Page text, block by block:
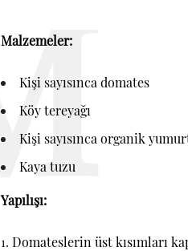
Malzemeler:
Kişi sayısınca domates
Köy tereyağı
Kişi sayısınca organik
Kaya tuzu
Yapılışı:
Domateslerin üst kısımları